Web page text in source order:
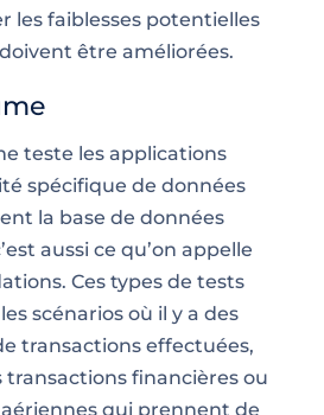
les faiblesses potentielles
être améliorées.
teste les applications
spécifique de données
la base de données
aussi ce qu’on appelle
Ces types de tests
scénarios où il y a des
transactions effectuées,
financières ou
qui prennent de